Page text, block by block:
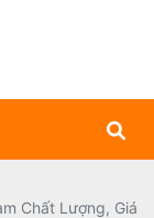
Chất Lượng, Giá